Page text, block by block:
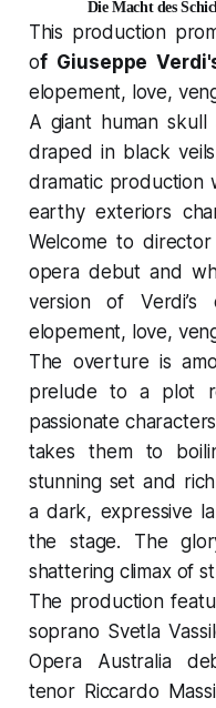
Die Macht des
This production
of Giuseppe
elopement, love,
A giant human
draped in black
dramatic production
earthy exteriors
Welcome to director
opera debut and
version of Verdi’s
elopement, love,
The overture is
prelude to a plot
passionate
takes them to
stunning set and
a dark, expressive
the stage. The
shattering climax of
The production
soprano Svetla
Opera Australia
tenor Riccardo